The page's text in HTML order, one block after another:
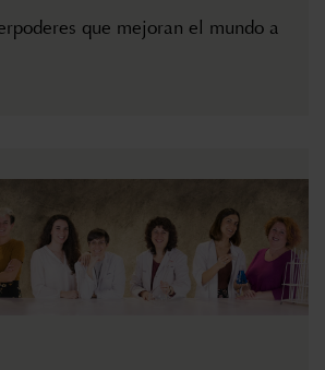
que mejoran el mundo a